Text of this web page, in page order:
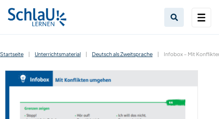
Startseite | Unterrichtsmaterial | Deutsch als Zweitsprache | Infobox – Mit